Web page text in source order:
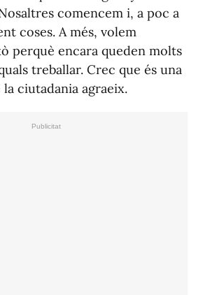
comencem i, a poc a
coses. A més, volem
perquè encara queden molts
treballar. Crec que és una
ciutadania agraeix.